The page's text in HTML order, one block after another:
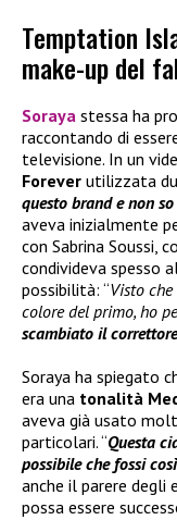
Temptation
make-up del
Soraya stessa ha
raccontando di
televisione. In un
Forever utilizzata
questo brand e non
aveva inizialmente
con Sabrina Soussi,
condivideva spesso
possibilità: “Visto
colore del primo, ho
scambiato il
Soraya ha spiegato
era una tonalità
aveva già usato
particolari. “Questa
possibile che fossi
anche il parere degli
possa essere